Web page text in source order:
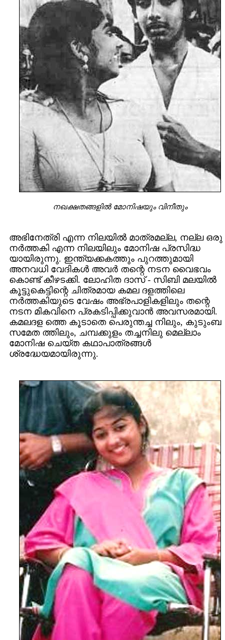
നഖക്ഷതങ്ങളില്‍ മോനിഷയും വിനീതും
അഭിനേത്രി എന്ന നിലയില്‍ മാത്രമല്ല, നല്ല ഒരു
നര്‍ത്തകി എന്ന നിലയിലും മോനിഷ പ്രസിദ്ധ
യായിരുന്നു. ഇന്ത്യക്കകത്തും പുറത്തുമായി
അനവധി വേദികള്‍ അവര്‍ തന്റെ നടന വൈഭവം
കൊണ്ട്‌ കീഴടക്കി. ലോഹിത ദാസ് ‌- സിബി മലയില്‍
കൂട്ടുകെട്ടിന്റെ ചിത്രമായ കമല ദളത്തിലെ
നര്‍ത്തകിയുടെ വേഷം അഭ്രപാളികളിലും തന്റെ
നടന മികവിനെ പ്രകടിപ്പിക്കുവാന്‍ അവസരമായി.
കമലദള ത്തെ കൂടാതെ പെരുന്തച്ച നിലും, കുടുംബ
സമേത ത്തിലും, ചമ്പക്കുളം തച്ചനിലു മെല്ലാം
മോനിഷ ചെയ്ത കഥാപാത്രങ്ങള്‍
ശ്രദ്ധേയമായിരുന്നു.